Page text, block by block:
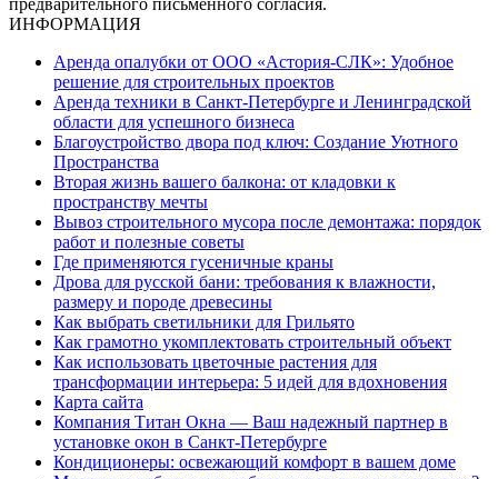
предварительного письменного согласия.
ИНФОРМАЦИЯ
Аренда опалубки от ООО «Астория-СЛК»: Удобное
решение для строительных проектов
Аренда техники в Санкт-Петербурге и Ленинградской
области для успешного бизнеса
Благоустройство двора под ключ: Создание Уютного
Пространства
Вторая жизнь вашего балкона: от кладовки к
пространству мечты
Вывоз строительного мусора после демонтажа: порядок
работ и полезные советы
Где применяются гусеничные краны
Дрова для русской бани: требования к влажности,
размеру и породе древесины
Как выбрать светильники для Грильято
Как грамотно укомплектовать строительный объект
Как использовать цветочные растения для
трансформации интерьера: 5 идей для вдохновения
Карта сайта
Компания Титан Окна — Ваш надежный партнер в
установке окон в Санкт-Петербурге
Кондиционеры: освежающий комфорт в вашем доме